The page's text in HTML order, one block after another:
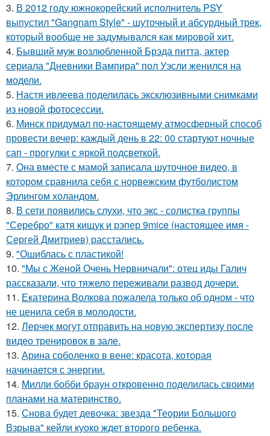
3. В 2012 году южнокорейский исполнитель PSY
выпустил "Gangnam Style" - шуточный и абсурдный трек,
который вообще не задумывался как мировой хит.
4. Бывший муж возлюбленной Брэда питта, актер
сериала "Дневники Вампира" пол Уэсли женился на
модели.
5. Настя ивлеева поделилась эксклюзивными снимками
из новой фотосессии.
6. Минск придумал по-настоящему атмосферный способ
провести вечер: каждый день в 22: 00 стартуют ночные
сап - прогулки с яркой подсветкой.
7. Она вместе с мамой записала шуточное видео, в
котором сравнила себя с норвежским футболистом
Эрлингом холандом.
8. В сети появились слухи, что экс - солистка группы
"Серебро" катя кищук и рэпер 9mice (настоящее имя -
Сергей Дмитриев) расстались.
9. "Ошиблась с пластикой!
10. "Мы с Женой Очень Нервничали": отец иды Галич
рассказали, что тяжело переживали развод дочери.
11. Екатерина Волкова пожалела только об одном - что
не ценила себя в молодости.
12. Лерчек могут отправить на новую экспертизу после
видео тренировок в зале.
13. Арина соболенко в вене: красота, которая
начинается с энергии.
14. Милли бобби браун откровенно поделилась своими
планами на материнство.
15. Снова будет девочка: звезда "Теории Большого
Взрыва" кейли куоко ждет второго ребенка.